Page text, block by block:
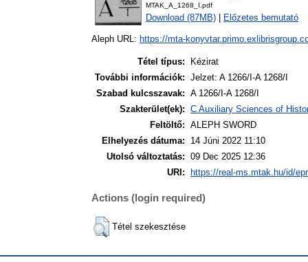
MTAK_A_1268_I.pdf
Download (87MB) Előzetes bemutató
Aleph URL: https://mta-
Tétel típus:
Kézirat
További információk: Jelzet: A 1266/I-A 1268/I
Szabad kulcsszavak: A 1266/I-A 1268/I
Szakterület(ek): C Auxiliary Sciences of
Feltöltő: ALEPH SWORD
Elhelyezés dátuma:
14 Júni 2022 11:10
Utolsó változtatás: 09 Dec 2025 12:36
URI:
https://real-ms.mtak.hu/id/
Actions (login required)
Tétel szekesztése